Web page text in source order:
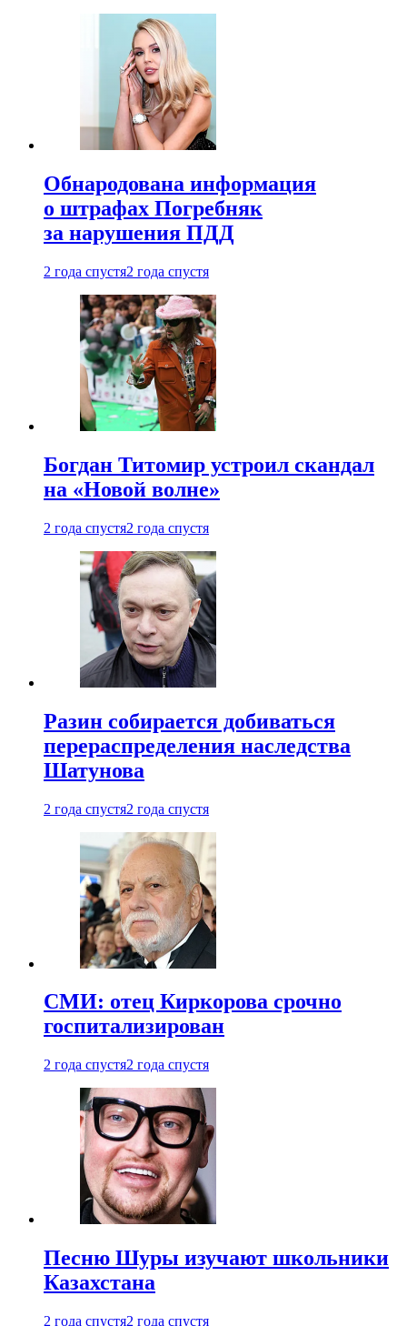
Обнародована информация
о штрафах Погребняк
за нарушения ПДД
2 года спустя2 года спустя
Богдан Титомир устроил скандал
на «Новой волне»
2 года спустя2 года спустя
Разин собирается добиваться
перераспределения наследства
Шатунова
2 года спустя2 года спустя
СМИ: отец Киркорова срочно
госпитализирован
2 года спустя2 года спустя
Песню Шуры изучают школьники
Казахстана
2 года спустя2 года спустя